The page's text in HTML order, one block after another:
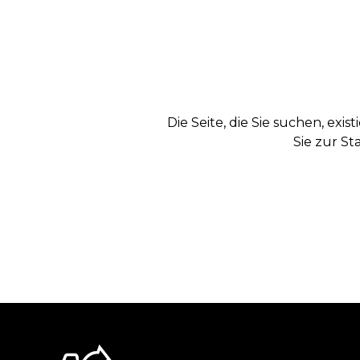
Die Seite, die Sie suchen,
Sie zur